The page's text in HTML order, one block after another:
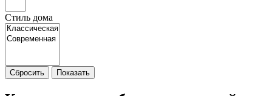
Стиль дома
Сбросить Показать